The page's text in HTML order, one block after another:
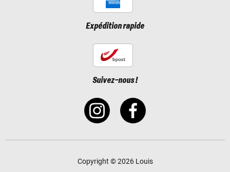
Expédition rapide
Suivez-nous !
Copyright © 2026 Louis